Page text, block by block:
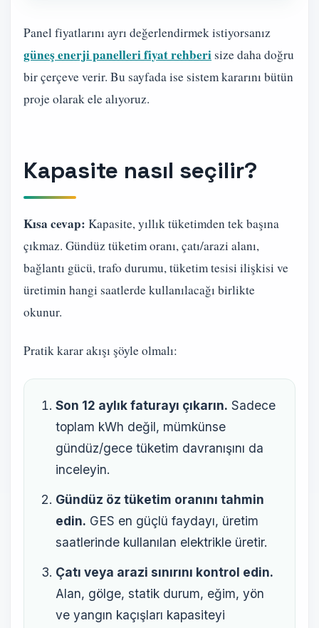
Panel fiyatlarını ayrı değerlendirmek istiyorsanız
güneş enerji panelleri fiyat rehberi size daha doğru
bir çerçeve verir. Bu sayfada ise sistem kararını bütün
proje olarak ele alıyoruz.
Kapasite nasıl seçilir?
Kısa cevap: Kapasite, yıllık tüketimden tek başına
çıkmaz. Gündüz tüketim oranı, çatı/arazi alanı,
bağlantı gücü, trafo durumu, tüketim tesisi ilişkisi ve
üretimin hangi saatlerde kullanılacağı birlikte
okunur.
Pratik karar akışı şöyle olmalı:
Son 12 aylık faturayı çıkarın. Sadece
toplam kWh değil, mümkünse
gündüz/gece tüketim davranışını da
inceleyin.
Gündüz öz tüketim oranını tahmin
edin. GES en güçlü faydayı, üretim
saatlerinde kullanılan elektrikle üretir.
Çatı veya arazi sınırını kontrol edin.
Alan, gölge, statik durum, eğim, yön
ve yangın kaçışları kapasiteyi